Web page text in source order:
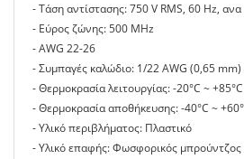
- Τάση αντίστασης: 750 V RMS, 60 Hz,
- Εύρος ζώνης: 500 MHz
- AWG 22-26
- Συμπαγές καλώδιο: 1/22 AWG (0,65
- Θερμοκρασία λειτουργίας: -20°C ~ +85°C
- Θερμοκρασία αποθήκευσης: -40°C ~
- Υλικό περιβλήματος: Πλαστικό
- Υλικό επαφής: Φωσφορικός μπρούντζος